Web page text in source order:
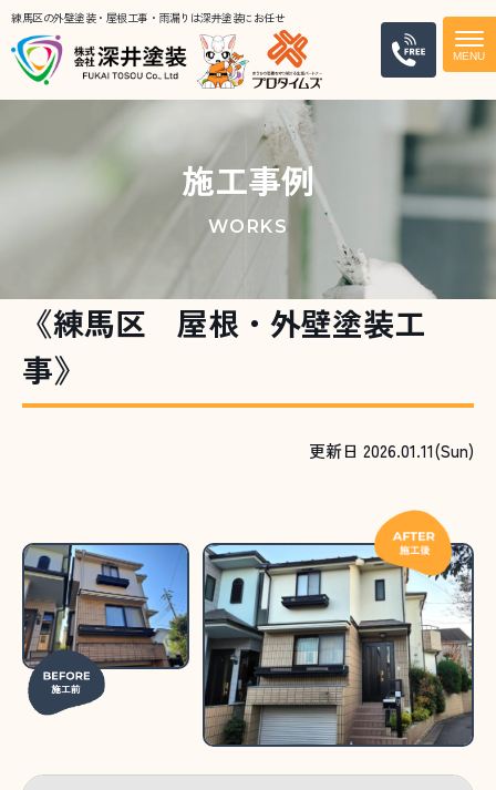
練馬区の外壁塗装・屋根工事・雨漏りは深井塗装にお任せ
電話
施工事例
WORKS
《練馬区 屋根・外壁塗装工
事》
更新日 2026.01.11(Sun)